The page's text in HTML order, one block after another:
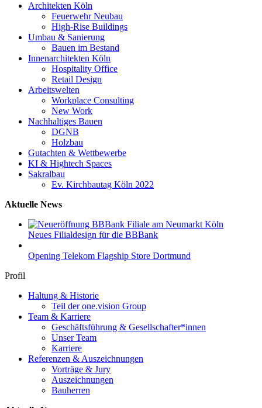
Architekten Köln
Feuerwehr Neubau
High-Rise Buildings
Umbau & Sanierung
Bauen im Bestand
Innenarchitekten Köln
Hospitality Office
Retail Design
Arbeitswelten
Workplace Consulting
New Work
Nachhaltiges Bauen
DGNB
Holzbau
Gutachten & Wettbewerbe
KI & Hightech Spaces
Sakralbau
Ev. Kirchbautag Köln 2022
Aktuelle News
Neues Filialdesign für die BBBank
Opening Telekom Flagship Store Dortmund
Profil
Haltung & Historie
Teil der one.vision Group
Team & Karriere
Geschäftsführung & Gesellschafter*innen
Unser Team
Karriere
Referenzen & Auszeichnungen
Vorträge & Jury
Auszeichnungen
Bauherren